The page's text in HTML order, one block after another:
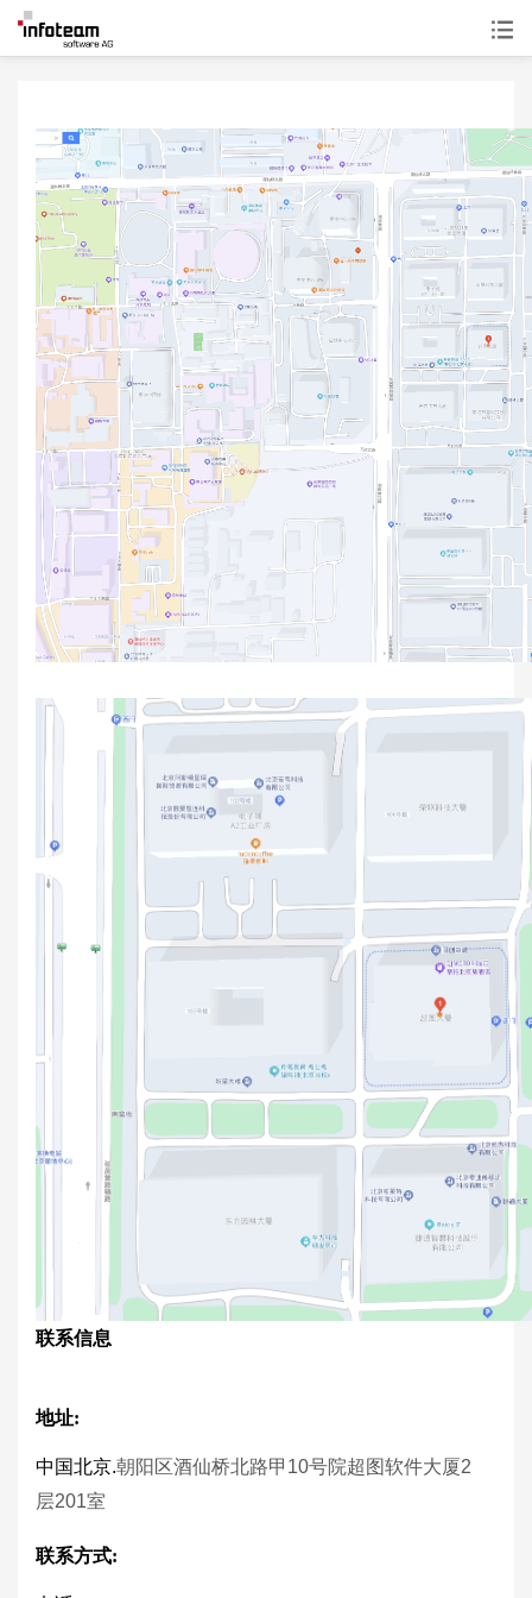
联系信息
地址:
中国北京.朝阳区酒仙桥北路甲10号院超图软件大厦2
层201室
联系方式: